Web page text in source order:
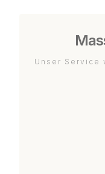
Unser Service